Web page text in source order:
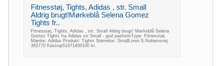
Fitnesstøj, Tights, Adidas , str. Small
Aldrig brugt!Mørkeblå Selena Gomez
Tights fr..
Fitnesstøj, Tights, Adidas , str. Small Aldrig brugt! Mørkeblå Selena
Gomez Tights fra Adidas str Small - god pasformType: Fitnesstøj
Mærke: Adidas Produkt: Tights Størrelse: SmallLonni S.Nubiensvej
382770 Kastrup51671400100 kr.